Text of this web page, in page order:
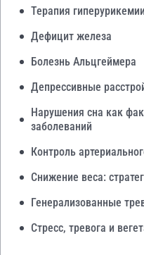
Терапия гиперурикемии
Дефицит железа
Болезнь Альцгеймера
Депрессивные
Нарушения сна как
заболеваний
Контроль
Снижение веса:
Генерализованные
Стресс, тревога и